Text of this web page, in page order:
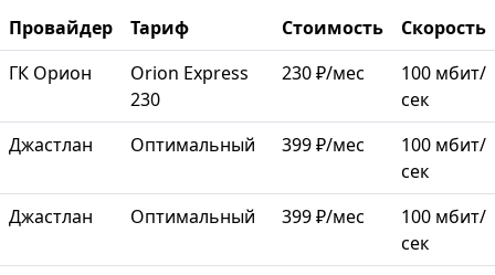
Провайдер Тариф Стоимость
Скорость
ГК Орион
Orion Express
230
230 ₽/мес
100 мбит/
сек
Джастлан
Оптимальный 399 ₽/мес
100 мбит/
сек
Джастлан
Оптимальный 399 ₽/мес
100 мбит/
сек